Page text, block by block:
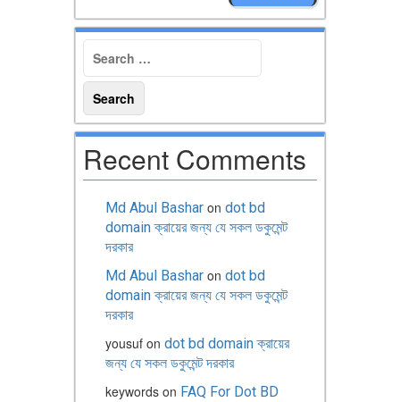
Recent Comments
Md Abul Bashar on dot bd
domain ক্রায়ের জন্য যে সকল ডকুমেন্ট
দরকার
Md Abul Bashar on dot bd
domain ক্রায়ের জন্য যে সকল ডকুমেন্ট
দরকার
yousuf on dot bd domain ক্রায়ের
জন্য যে সকল ডকুমেন্ট দরকার
keywords on FAQ For Dot BD